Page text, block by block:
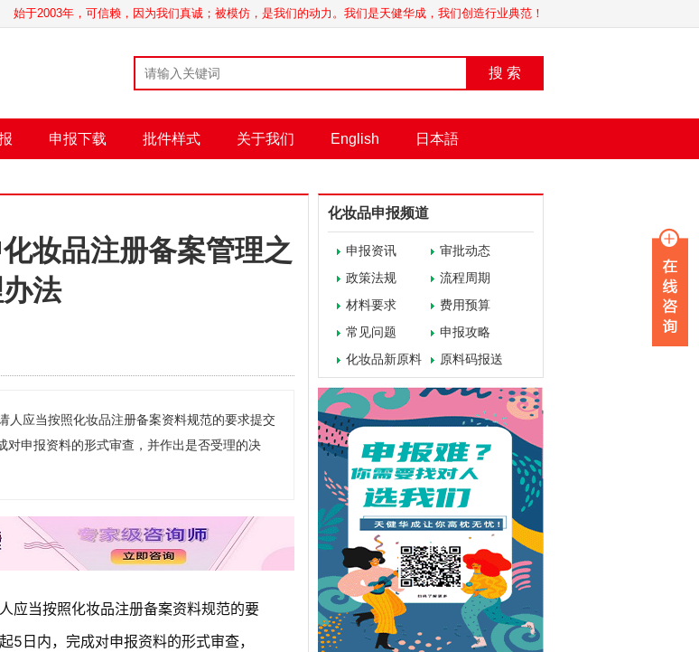
始于2003年，可信赖，因为我们真诚；被模仿，是我们的动力。我们是天健华成，我们创造行业典范！
搜 索
申报下载 批件样式 关于我们 English 日本語
妆品注册备案管理之
法
人应当按照化妆品注册备案资料规范的要求提交
申报资料的形式审查，并作出是否受理的决
应当按照化妆品注册备案资料规范的要
5日内，完成对申报资料的形式审查，
化妆品申报频道
申报资讯
审批动态
政策法规
流程周期
材料要求
费用预算
常见问题
申报攻略
化妆品新原料
原料码报送